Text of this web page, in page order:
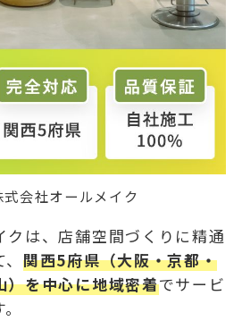
式会社オールメイク
クは、店舗空間づくりに精通
関西5府県（大阪・京都・
）を中心に地域密着でサービ